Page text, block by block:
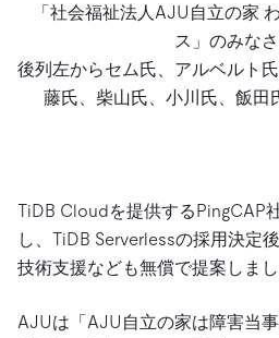
「社会福祉法人AJU自立の家
ス」のみなさ
後列左からセム氏、アルベルト
藤氏、柴山氏、小川氏、飯田
TiDB Cloudを提供するPingCAP
し、TiDB Serverlessの採用決定
技術支援なども無償で提案しまし
AJUは「AJU自立の家は障害当